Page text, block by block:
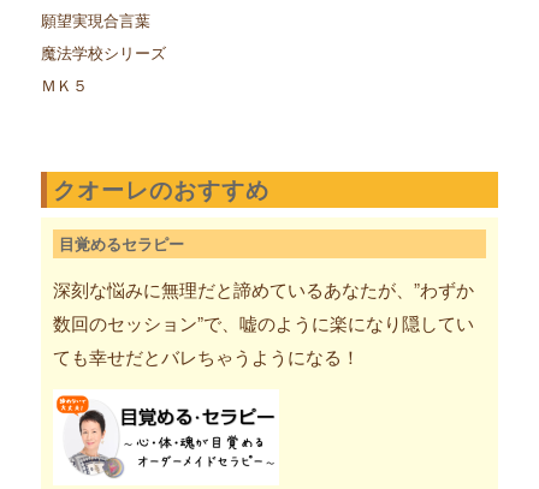
願望実現合言葉
魔法学校シリーズ
ＭＫ５
クオーレのおすすめ
目覚めるセラピー
深刻な悩みに無理だと諦めているあなたが、”わずか
数回のセッション”で、嘘のように楽になり隠してい
ても幸せだとバレちゃうようになる！